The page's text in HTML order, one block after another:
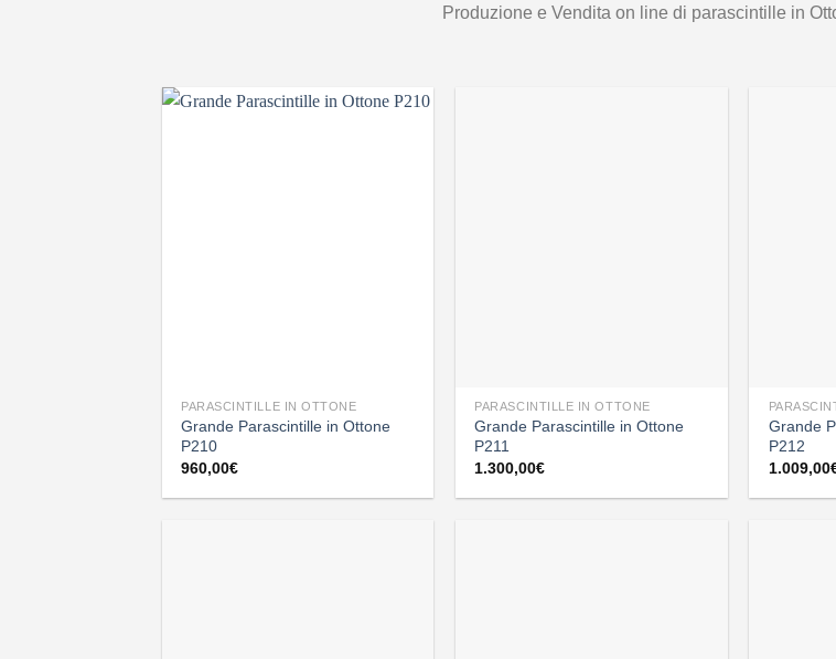
Produzione e Vendita on line di parascintille in
PARASCINTILLE IN OTTONE
Grande Parascintille in Ottone
P210
960,00€
PARASCINTILLE IN OTTONE
Grande Parascintille in Ottone
P211
1.300,00€
Grande
P212
1.009,00